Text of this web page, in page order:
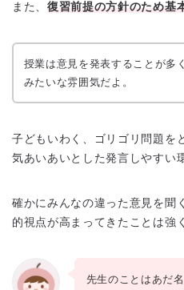
また、復習前提の方針のため基
授業は意見を発表することが多
みたいな雰囲気だよ。
子どもいわく、ゴリゴリ問題を
気あいあいとした発言しやすい
確かにみんなの違った意見を聞
的視点が高まってきたことは強
先生のことはあだ